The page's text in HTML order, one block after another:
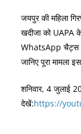
जयपुर की महिला
खदीजा को UAPA
WhatsApp चैट्स
जानिए पूरा
शनिवार, 4 जुलाई
देखें:https://